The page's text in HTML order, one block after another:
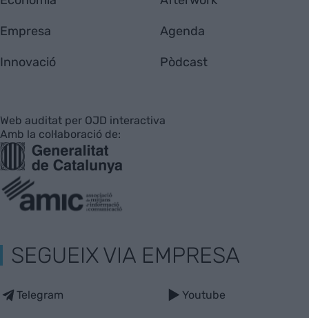
Empresa
Innovació
Agenda
Pòdcast
Web auditat per OJD interactiva
Amb la col·laboració de:
SEGUEIX VIA EMPRESA
Telegram Youtube